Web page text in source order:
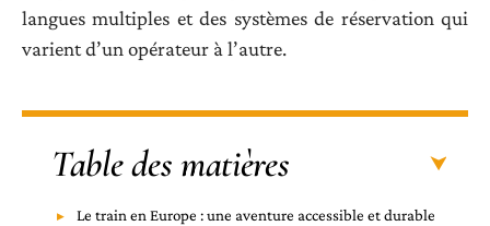
langues multiples et des systèmes de réservation qui
varient d’un opérateur à l’autre.
Table des matières
Le train en Europe : une aventure accessible et durable